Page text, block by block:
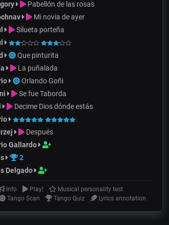
Pabellón de las rosas
Mi novia de ayer
Silueta porteña
Que pinturita
La puñalada
Orlando Goñi
Se fue Taborda
Decime Dios dónde estás
Después
Gallardo
2
Delgado
Info Play!
Musical personality test
Tango Scan Tango Quiz Lyrics annotation